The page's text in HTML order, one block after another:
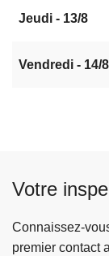
Jeudi - 13/8
Vendredi - 14/8
Votre
Connaissez-
premier contact